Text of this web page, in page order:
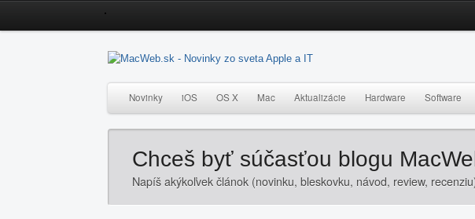
Novinky iOS OS X Mac Aktualizácie Hardware Software
Chceš byť súčasťou blogu
Napíš akýkoľvek článok (novinku, bleskovku, návod, review,